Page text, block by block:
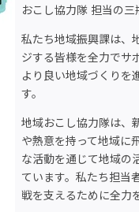
おこし協力隊 担当の三
私たち地域振興課は、
ジする皆様を全力でサ
より良い地域づくりを
す。
地域おこし協力隊は、
や熱意を持って地域に
な活動を通じて地域の
ています。私たち担当
戦を支えるために全力